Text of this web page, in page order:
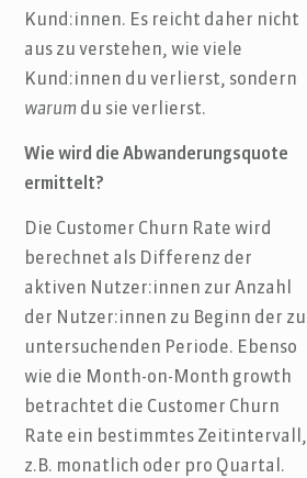
Kund:innen. Es reicht daher nicht
aus zu verstehen, wie viele
Kund:innen du verlierst, sondern
warum du sie verlierst.
Wie wird die Abwanderungsquote
ermittelt?
Die Customer Churn Rate wird
berechnet als Differenz der
aktiven Nutzer:innen zur Anzahl
der Nutzer:innen zu Beginn der zu
untersuchenden Periode. Ebenso
wie die Month-on-Month growth
betrachtet die Customer Churn
Rate ein bestimmtes Zeitintervall,
z.B. monatlich oder pro Quartal.